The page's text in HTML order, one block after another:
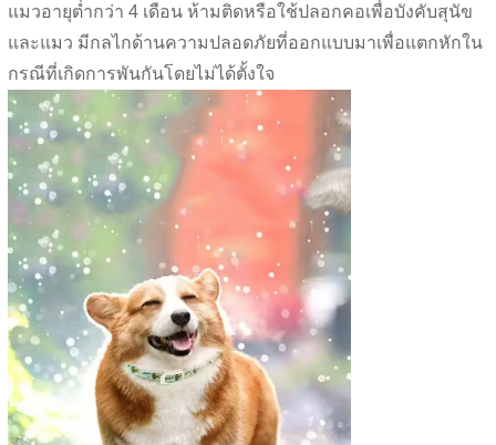
แมวอายุต่ำกว่า 4 เดือน ห้ามติดหรือใช้ปลอกคอเพื่อบังคับสุนัข
และแมว มีกลไกด้านความปลอดภัยที่ออกแบบมาเพื่อแตกหักใน
กรณีที่เกิดการพันกันโดยไม่ได้ตั้งใจ